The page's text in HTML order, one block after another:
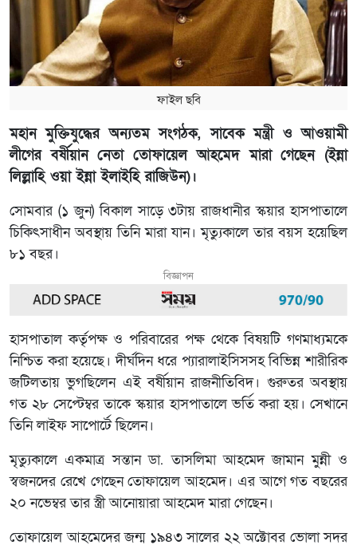
ফাইল ছবি
মহান মুক্তিযুদ্ধের অন্যতম সংগঠক, সাবেক মন্ত্রী ও আওয়ামী
লীগের বর্ষীয়ান নেতা তোফায়েল আহমেদ মারা গেছেন (ইন্না
লিল্লাহি ওয়া ইন্না ইলাইহি রাজিউন)।
সোমবার (১ জুন) বিকাল সাড়ে ৩টায় রাজধানীর স্কয়ার হাসপাতালে
চিকিৎসাধীন অবস্থায় তিনি মারা যান। মৃত্যুকালে তার বয়স হয়েছিল
৮১ বছর।
বিজ্ঞাপন
হাসপাতাল কর্তৃপক্ষ ও পরিবারের পক্ষ থেকে বিষয়টি গণমাধ্যমকে
নিশ্চিত করা হয়েছে। দীর্ঘদিন ধরে প্যারালাইসিসসহ বিভিন্ন শারীরিক
জটিলতায় ভুগছিলেন এই বর্ষীয়ান রাজনীতিবিদ। গুরুতর অবস্থায়
গত ২৮ সেপ্টেম্বর তাকে স্কয়ার হাসপাতালে ভর্তি করা হয়। সেখানে
তিনি লাইফ সাপোর্টে ছিলেন।
মৃত্যুকালে একমাত্র সন্তান ডা. তাসলিমা আহমেদ জামান মুন্নী ও
স্বজনদের রেখে গেছেন তোফায়েল আহমেদ। এর আগে গত বছরের
২০ নভেম্বর তার স্ত্রী আনোয়ারা আহমেদ মারা গেছেন।
তোফায়েল আহমেদের জন্ম ১৯৪৩ সালের ২২ অক্টোবর ভোলা সদর